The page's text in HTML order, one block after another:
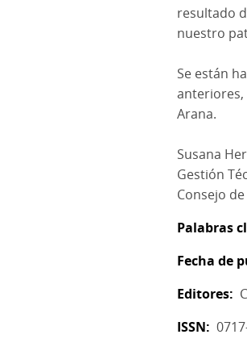
resultado
nuestro
Se están
anteriores,
Arana.
Susana
Gestión
Consejo
Palabras
Fecha de
Editores
ISSN